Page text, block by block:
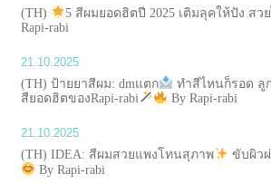
(TH)
5 สีผมยอดฮิตปี 2025 เติมลุคให้ปัง สว
Rapi-rabi
21.10.2025
(TH) ป้ายยาสีผม: dmแตก
ทำสีไหนก็รอด ลู
สียอดฮิตของRapi-rabi
By Rapi-rabi
21.10.2025
(TH) IDEA: สีผมสวยแพงโทนสุภาพ
ขับผิว
By Rapi-rabi